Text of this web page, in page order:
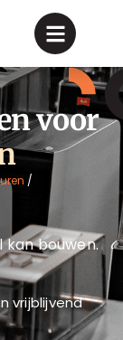
voor
/
kan bouwen.
vrijblijvend